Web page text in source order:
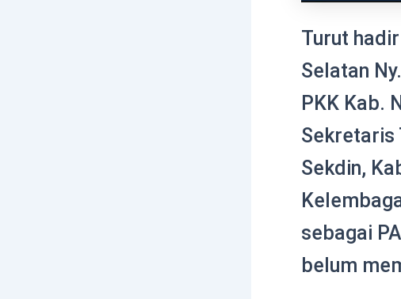
Turut
Selatan
PKK Kab.
Sekretaris
Sekdin,
sebagai
belum